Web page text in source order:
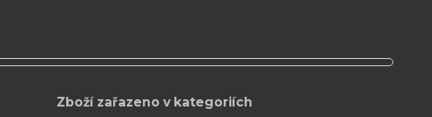
Zboží zařazeno v kategoriích